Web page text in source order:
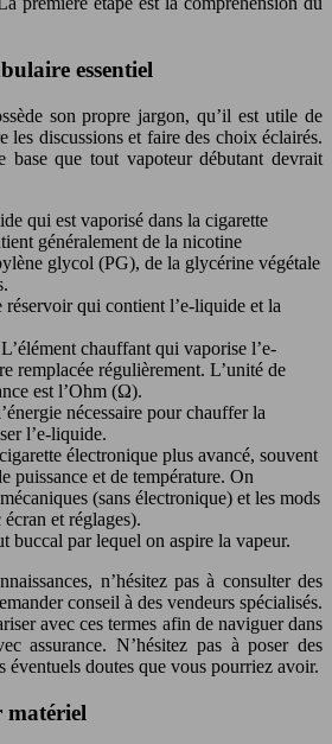
essentiel
son propre jargon, qu’il est utile de
les discussions et faire des choix éclairés.
base que tout vapoteur débutant devrait
qui est vaporisé dans la cigarette
généralement de la nicotine
glycol (PG), de la glycérine végétale
réservoir qui contient l’e-liquide et la
L’élément chauffant qui vaporise l’e-
remplacée régulièrement. L’unité de
est l’Ohm (Ω).
nécessaire pour chauffer la
l’e-liquide.
électronique plus avancé, souvent
puissance et de température. On
(sans électronique) et les mods
et réglages).
buccal par lequel on aspire la vapeur.
n’hésitez pas à consulter des
conseil à des vendeurs spécialisés.
avec ces termes afin de naviguer dans
assurance. N’hésitez pas à poser des
éventuels doutes que vous pourriez avoir.
matériel